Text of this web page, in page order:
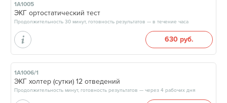
1А1005
ЭКГ ортостатический тест
Продолжительность 30 минут, готовность результатов — в течение часа
630 руб.
1А1006/1
ЭКГ холтер (сутки) 12 отведений
Продолжительность минут, готовность результатов — через 4 рабочих дня